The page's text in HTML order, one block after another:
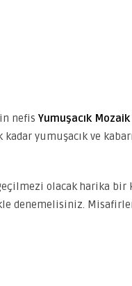
nefis Yumuşacık Mozaik
yumuşacık ve
olacak harika
denemelisiniz.